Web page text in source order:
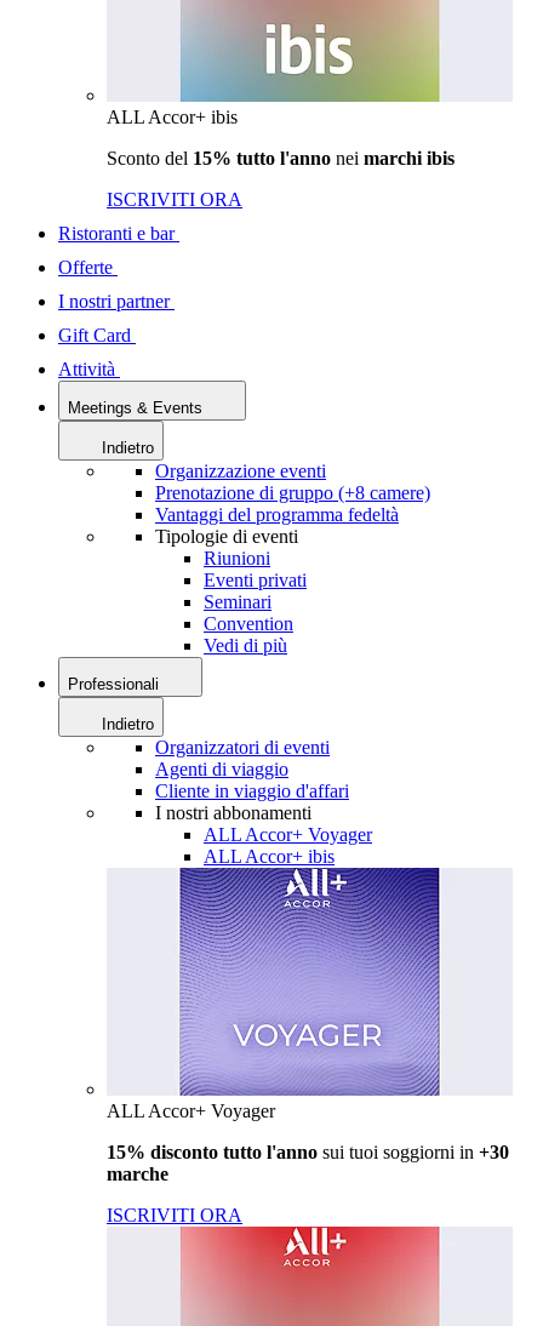
ALL Accor+ ibis
Sconto del 15% tutto l'anno nei marchi ibis
ISCRIVITI ORA
Ristoranti e bar
Offerte
I nostri partner
Gift Card
Attività
Meetings & Events
Indietro
Organizzazione eventi
Prenotazione di gruppo (+8 camere)
Vantaggi del programma fedeltà
Tipologie di eventi
Riunioni
Eventi privati
Seminari
Convention
Vedi di più
Professionali
Indietro
Organizzatori di eventi
Agenti di viaggio
Cliente in viaggio d'affari
I nostri abbonamenti
ALL Accor+ Voyager
ALL Accor+ ibis
ALL Accor+ Voyager
15% disconto tutto l'anno sui tuoi soggiorni in +30
marche
ISCRIVITI ORA